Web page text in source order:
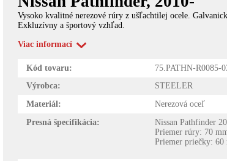
Vysoko kvalitné nerezové rúry z ušľachtilej ocele.
Exkluzívny a športový vzhľad.
Viac informací
Kód tovaru:
75.PATHN-R0085-
Výrobca:
STEELER
Materiál:
Nerezová oceľ
Presná špecifikácia:
Nissan Pathfinder
Priemer rúry: 70
Priemer priečky: 60